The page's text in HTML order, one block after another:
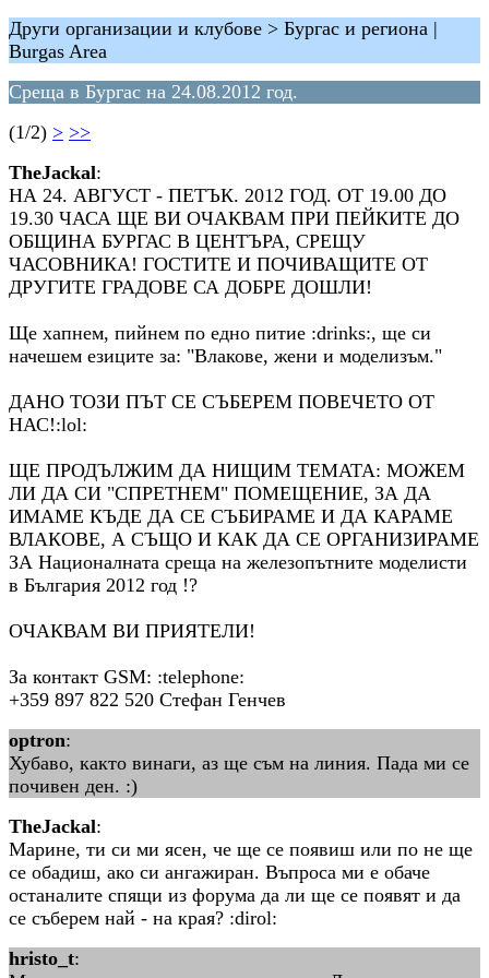
Други организации и клубове > Бургас и региона |
Burgas Area
Среща в Бургас на 24.08.2012 год.
(1/2) > >>
TheJackal:
НА 24. АВГУСТ - ПЕТЪК. 2012 ГОД. ОТ 19.00 ДО
19.30 ЧАСА ЩЕ ВИ ОЧАКВАМ ПРИ ПЕЙКИТЕ ДО
ОБЩИНА БУРГАС В ЦЕНТЪРА, СРЕЩУ
ЧАСОВНИКА! ГОСТИТЕ И ПОЧИВАЩИТЕ ОТ
ДРУГИТЕ ГРАДОВЕ СА ДОБРЕ ДОШЛИ!
Ще хапнем, пийнем по едно питие :drinks:, ще си
начешем езиците за: "Влакове, жени и моделизъм."
ДАНО ТОЗИ ПЪТ СЕ СЪБЕРЕМ ПОВЕЧЕТО ОТ
НАС!:lol:
ЩЕ ПРОДЪЛЖИМ ДА НИЩИМ ТЕМАТА: МОЖЕМ
ЛИ ДА СИ "СПРЕТНЕМ" ПОМЕЩЕНИЕ, ЗА ДА
ИМАМЕ КЪДЕ ДА СЕ СЪБИРАМЕ И ДА КАРАМЕ
ВЛАКОВЕ, А СЪЩО И КАК ДА СЕ ОРГАНИЗИРАМЕ
ЗА Националната среща на железопътните моделисти
в България 2012 год !?
ОЧАКВАМ ВИ ПРИЯТЕЛИ!
За контакт GSM: :telephone:
+359 897 822 520 Стефан Генчев
optron:
Хубаво, както винаги, аз ще съм на линия. Пада ми се
почивен ден. :)
TheJackal:
Марине, ти си ми ясен, че ще се появиш или по не ще
се обадиш, ако си ангажиран. Въпроса ми е обаче
останалите спящи из форума да ли ще се появят и да
се съберем най - на края? :dirol:
hristo_t: